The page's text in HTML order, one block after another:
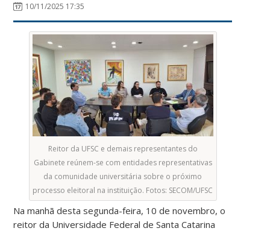
10/11/2025 17:35
Reitor da UFSC e demais representantes do
Gabinete reúnem-se com entidades representativas
da comunidade universitária sobre o próximo
processo eleitoral na instituição. Fotos: SECOM/UFSC
Na manhã desta segunda-feira, 10 de novembro, o
reitor da Universidade Federal de Santa Catarina